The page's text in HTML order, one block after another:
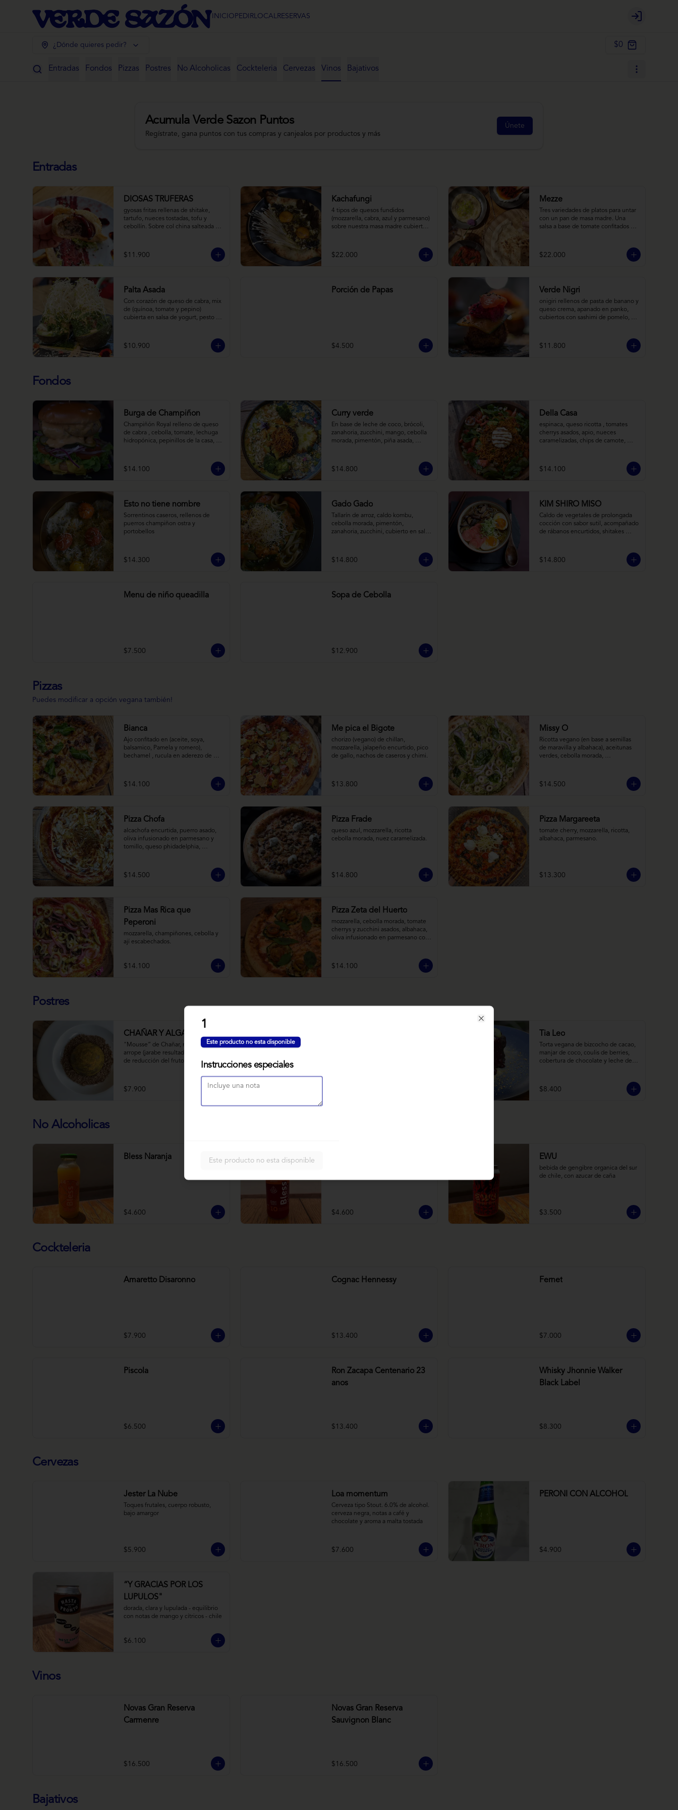
INICIO PEDIRLOCALRESERVAS
Login
¿Dónde quieres pedir? $0
Entradas Fondos Pizzas Postres No Alcoholicas Cockteleria Cervezas Vinos Bajativos
Acumula Verde Sazon Puntos
Regístrate, gana puntos con tus compras y canjealos por productos y más
Únete
Entradas
DIOSAS TRUFERAS
gyosas fritas rellenas de shitake,
tartufo, nueces tostadas, tofu y
cebollín. Sobre col china salteada en
asiáticos
$11.900
Kachafungi
4 tipos de quesos fundidos
(mozzarella, cabra, azul y parmesano)
sobre nuestra masa madre cubierta
finas de trufa negra frescas y
pequeños toques de chimichurri.
$22.000
Mezze
Tres variedades de platos para untar
con un pan de masa madre. Una
salsa a base de tomate confitados y
limón y ajo; pimentones y cebollas
horneadas largamente, con toques
$22.000
Palta Asada
Con corazón de queso de cabra, mix
de (quínoa, tomate y pepino)
cubierta en salsa de yogurt, pesto de
$10.900
Porción de Papas
$4.500
Verde Nigri
onigiri rellenos de pasta de banano y
queso crema, apanado en panko,
cubiertos con sashimi de pomelo,
sobre salsa de crema de coco con
wasabi y tierra de cochayuyo.
$11.800
Fondos
Burga de Champiñon
Champiñón Royal relleno de queso
de cabra , cebolla, tomate, lechuga
hidropónica, pepinillos de la casa,
horneadas.
$14.100
Curry verde
En base de leche de coco, brócoli,
zanahoria, zucchini, mango, cebolla
morada, pimentón, piña asada,
$14.800
Della Casa
espinaca, queso ricotta , tomates
cherrys asados, apio, nueces
caramelizadas, chips de camote,
$14.100
Esto no tiene nombre
Sorrentinos caseros, rellenos de
puerros champiñon ostra y
portobellos
$14.300
Gado Gado
Tallarín de arroz, caldo kombu,
cebolla morada, pimentón,
zanahoria, zucchini, cubierto en salsa
$14.800
KIM SHIRO MISO
Caldo de vegetales de prolongada
cocción con sabor sutil, acompañado
de rábanos encurtidos, shitakes
como opción vegana) y los
infaltables fideos de ramen.
$14.800
Menu de niño queadilla
$7.500
Sopa de Cebolla
$12.900
Pizzas
Puedes modificar a opción vegana también!
Bianca
Ajo confitado en (aceite, soya,
balsamico, Pamela y romero),
bechamel , rucula en aderezo de
$14.100
Me pica el Bigote
chorizo (vegano) de chillan,
mozzarella, jalapeño encurtido, pico
de gallo, nachos de caseros y chimi.
$13.800
Missy O
Ricotta vegano (en base a semillas
de maravilla y albahaca), aceitunas
verdes, cebolla morada,
$14.500
Pizza Chofa
alcachofa encurtida, puerro asado,
oliva infusionado en parmesano y
tomillo, queso phidadelphia,
$14.500
Pizza Frade
queso azul, mozzarella, ricotta
cebolla morada, nuez caramelizada.
$14.800
Pizza Margareeta
tomate cherry, mozzarella, ricotta,
albahaca, parmesano.
$13.300
Pizza Mas Rica que
Peperoni
mozzarella, champiñones, cebolla y
ají escabechados.
$14.100
Pizza Zeta del Huerto
mozzarella, cebolla morada, tomate
cherrys y zucchini asados, albahaca,
oliva infusionado en parmesano con
$14.100
Postres
CHAÑAR Y ALGARROBO
"Mousse” de Chañar, relleno de
arrope (jarabe resultado de 10 horas
de reducción del fruto y agua) de
Chañar con toque de clavo de olor y
canela, cubierto de una fina capa  de
chocolate amargo y cúrcuma, sobre
una tierra de harina de
$7.900
Tia Leo
Torta vegana de bizcocho de cacao,
manjar de coco, coulis de berries,
cobertura de chocolate y leche de
$8.400
No Alcoholicas
Bless Naranja
$4.600 $4.600
EWU
bebida de gengibre organica del sur
de chile, con azucar de caña
$3.500
Cockteleria
Amaretto Disaronno
$7.900
Cognac Hennessy
$13.400
Fernet
$7.000
Piscola
$6.500
Ron Zacapa Centenario 23
anos
$13.400
Whisky Jhonnie Walker
Black Label
$8.300
Cervezas
Jester La Nube
Toques frutales, cuerpo robusto,
bajo amargor
$5.900
Loa momentum
Cerveza tipo Stout. 6.0% de alcohol.
cerveza negra, notas a café y
chocolate y aroma a malta tostada
$7.600
PERONI CON ALCOHOL
$4.900
“Y GRACIAS POR LOS
LUPULOS"
dorada, clara y lupulada - equilibrio
con notas de mango y cítricos - chile
$6.100
Vinos
Novas Gran Reserva
Carmenre
$16.500
Novas Gran Reserva
Sauvignon Blanc
$16.500
Bajativos
1
Este producto no esta disponible
Instrucciones especiales
Este producto no esta disponible
Close